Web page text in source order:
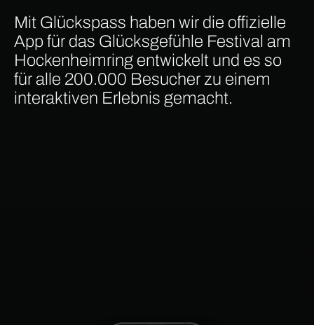
Mit Glückspass haben wir die offizielle
App für das Glücksgefühle Festival am
Hockenheimring entwickelt und es so
für alle 200.000 Besucher zu einem
interaktiven Erlebnis gemacht.